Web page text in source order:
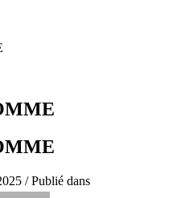
/Publié dans